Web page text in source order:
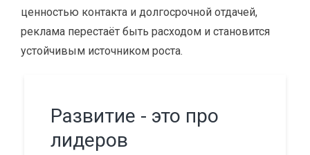
ценностью контакта и долгосрочной отдачей,
реклама перестаёт быть расходом и становится
устойчивым источником роста.